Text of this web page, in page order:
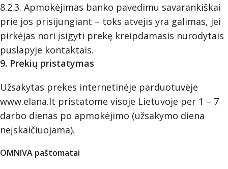
8.2.3. Apmokėjimas banko pavedimu savarankiškai
prie jos prisijungiant – toks atvejis yra galimas, jei
pirkėjas nori įsigyti prekę kreipdamasis nurodytais
puslapyje kontaktais.
9. Prekių pristatymas
Užsakytas prekes internetinėje parduotuvėje
www.elana.lt pristatome visoje Lietuvoje per 1 – 7
darbo dienas po apmokėjimo (užsakymo diena
neįskaičiuojama).
OMNIVA paštomatai